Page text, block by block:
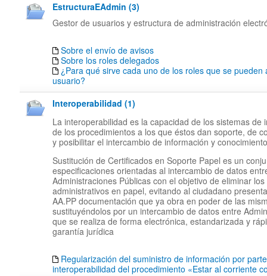
EstructuraEAdmin (3)
Gestor de usuarios y estructura de administración
Sobre el envío de avisos
Sobre los roles delegados
¿Para qué sirve cada uno de los roles que se pueden
usuario?
Interoperabilidad (1)
La interoperabilidad es la capacidad de los sistemas de
de los procedimientos a los que éstos dan soporte, de
y posibilitar el intercambio de información y
Sustitución de Certificados en Soporte Papel es un
especificaciones orientadas al intercambio de datos
Administraciones Públicas con el objetivo de eliminar
administrativos en papel, evitando al ciudadano
AA.PP documentación que ya obra en poder de las
sustituyéndolos por un intercambio de datos entre
que se realiza de forma electrónica, estandarizada y
garantía jurídica
Regularización del suministro de información por
interoperabilidad del procedimiento «Estar al corriente